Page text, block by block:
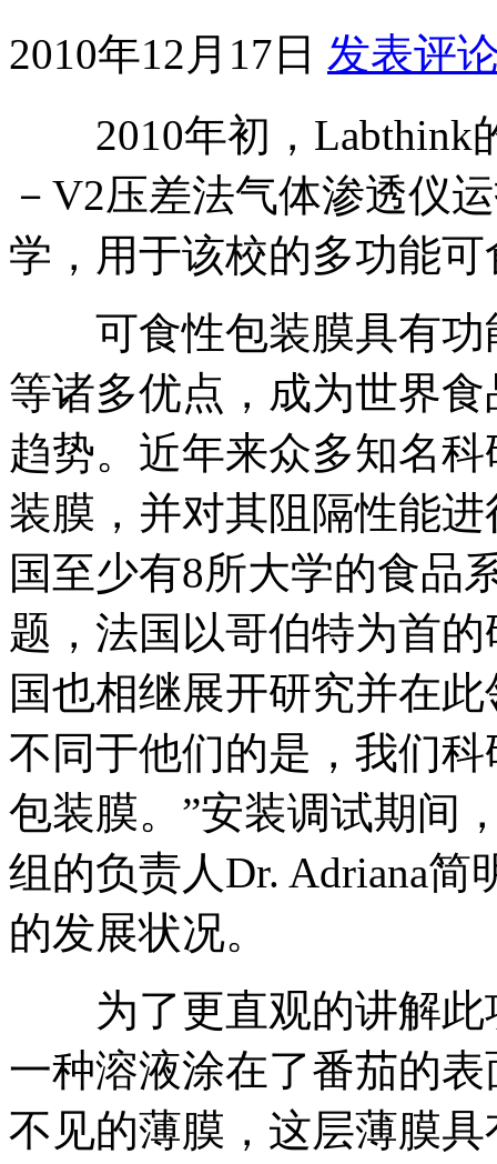
2010年12月17日 发表评
2010年初，Labthink
－V2压差法气体渗透仪
学，用于该校的多功能
可食性包装膜具有功
等诸多优点，成为世界
趋势。近年来众多知名
装膜，并对其阻隔性能
国至少有8所大学的食品
题，法国以哥伯特为首
国也相继展开研究并在
不同于他们的是，我们
包装膜。”安装调试期间
组的负责人Dr. Adriana
的发展状况。
为了更直观的讲解此
一种溶液涂在了番茄的
不见的薄膜，这层薄膜